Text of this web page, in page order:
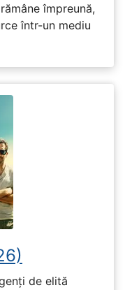
împreună,
într-un mediu
de elită